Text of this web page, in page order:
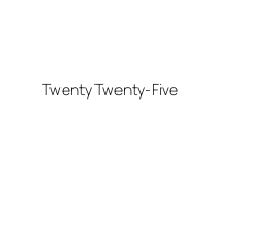
Twenty Twenty-Five